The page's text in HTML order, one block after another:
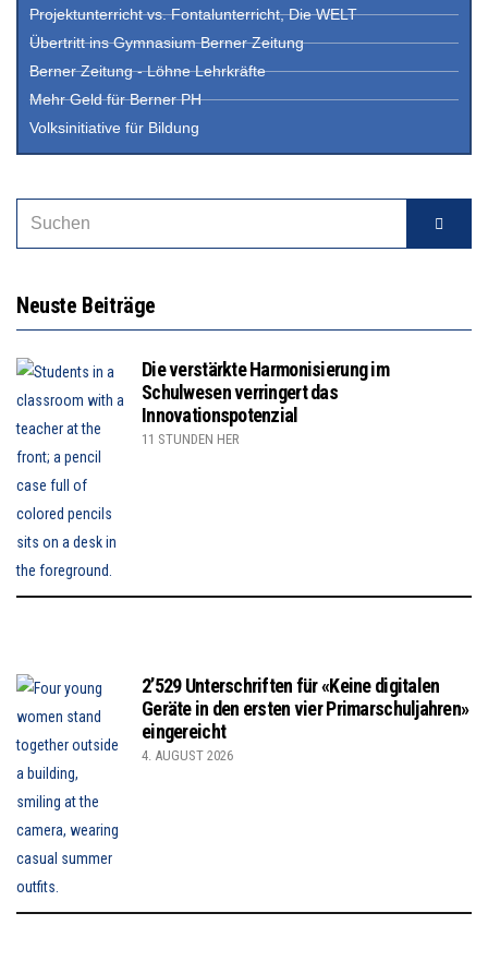
Projektunterricht vs. Fontalunterricht, Die WELT
Übertritt ins Gymnasium Berner Zeitung
Berner Zeitung - Löhne Lehrkräfte
Mehr Geld für Berner PH
Volksinitiative für Bildung
Neuste Beiträge
Die verstärkte Harmonisierung im
Schulwesen verringert das
Innovationspotenzial
11 STUNDEN HER
2’529 Unterschriften für «Keine digitalen
Geräte in den ersten vier Primarschuljahren»
eingereicht
4. AUGUST 2026